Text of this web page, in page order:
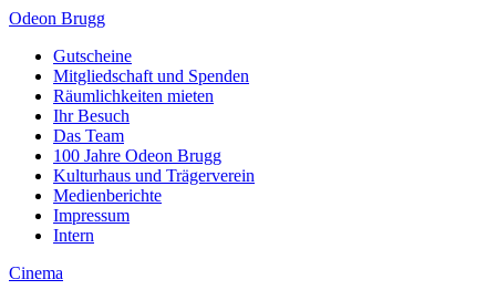
Odeon Brugg
Gutscheine
Mitgliedschaft und Spenden
Räumlichkeiten mieten
Ihr Besuch
Das Team
100 Jahre Odeon Brugg
Kulturhaus und Trägerverein
Medienberichte
Impressum
Intern
Cinema